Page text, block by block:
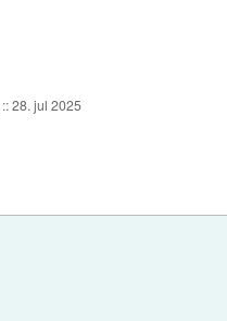
::28. jul 2025